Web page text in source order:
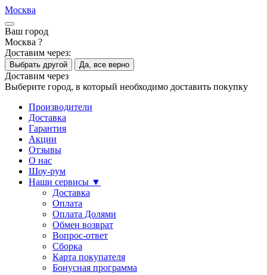
Москва
Ваш город
Москва ?
Доставим через:
Выбрать другой Да, все верно
Доставим через
Выберите город, в который необходимо доставить покупку
Производители
Доставка
Гарантия
Акции
Отзывы
О нас
Шоу-рум
Наши сервисы ▼
Доставка
Оплата
Оплата Долями
Обмен возврат
Вопрос-ответ
Сборка
Карта покупателя
Бонусная программа